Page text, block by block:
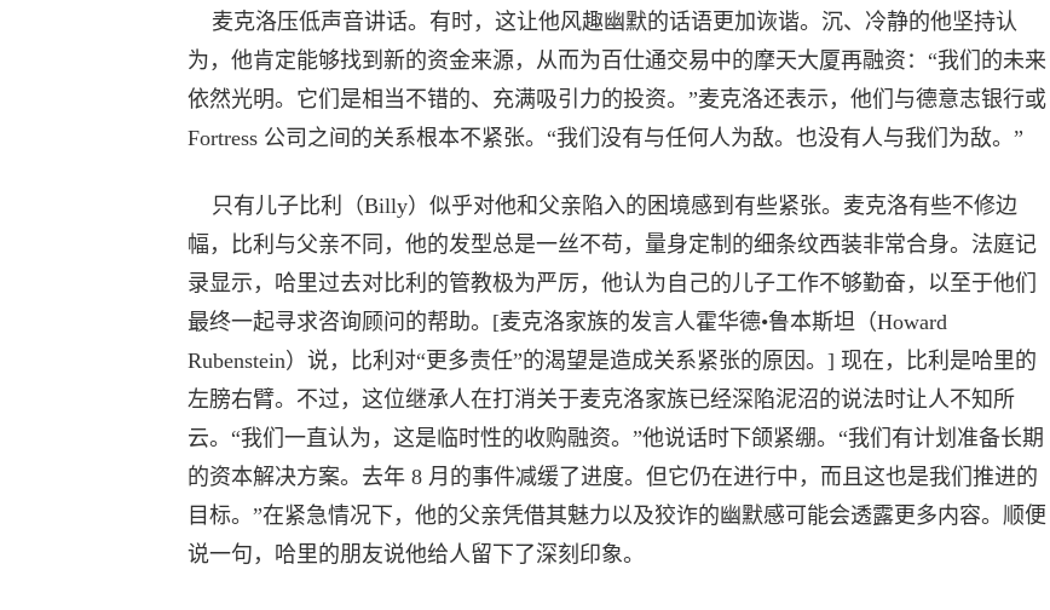
麦克洛压低声音讲话。有时，这让他风趣幽默的话语更加诙谐。沉、冷静的他坚持认
为，他肯定能够找到新的资金来源，从而为百仕通交易中的摩天大厦再融资：“我们的未来
依然光明。它们是相当不错的、充满吸引力的投资。”麦克洛还表示，他们与德意志银行或
Fortress 公司之间的关系根本不紧张。“我们没有与任何人为敌。也没有人与我们为敌。”
只有儿子比利（Billy）似乎对他和父亲陷入的困境感到有些紧张。麦克洛有些不修边
幅，比利与父亲不同，他的发型总是一丝不苟，量身定制的细条纹西装非常合身。法庭记
录显示，哈里过去对比利的管教极为严厉，他认为自己的儿子工作不够勤奋，以至于他们
最终一起寻求咨询顾问的帮助。[麦克洛家族的发言人霍华德•鲁本斯坦（Howard
Rubenstein）说，比利对“更多责任”的渴望是造成关系紧张的原因。] 现在，比利是哈里的
左膀右臂。不过，这位继承人在打消关于麦克洛家族已经深陷泥沼的说法时让人不知所
云。“我们一直认为，这是临时性的收购融资。”他说话时下颌紧绷。“我们有计划准备长期
的资本解决方案。去年 8 月的事件减缓了进度。但它仍在进行中，而且这也是我们推进的
目标。”在紧急情况下，他的父亲凭借其魅力以及狡诈的幽默感可能会透露更多内容。顺便
说一句，哈里的朋友说他给人留下了深刻印象。